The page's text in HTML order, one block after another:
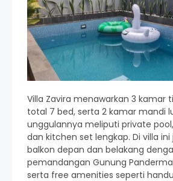
Villa Zavira menawarkan 3 kamar
total 7 bed, serta 2 kamar mandi
unggulannya meliputi private pool,
dan kitchen set lengkap. Di villa
balkon depan dan belakang
pemandangan Gunung
serta free amenities seperti